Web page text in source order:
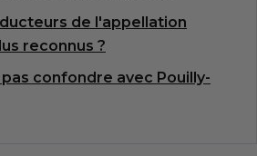
de l'appellation
reconnus ?
confondre avec Pouilly-